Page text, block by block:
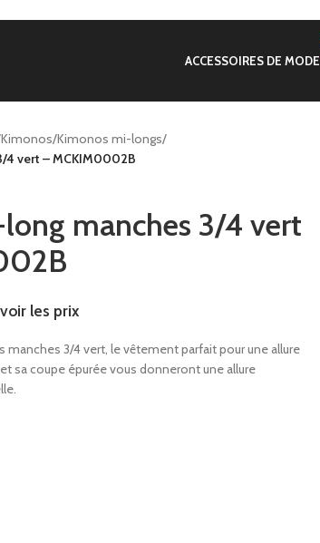
ACCESSOIRES DE MODE
Kimonos/Kimonos mi-longs/
4 vert – MCKIM0002B
manches 3/4 vert
les prix
3/4 vert, le vêtement parfait pour une allure
sa coupe épurée vous donneront une allure